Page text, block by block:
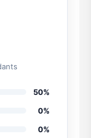
50%
0%
0%